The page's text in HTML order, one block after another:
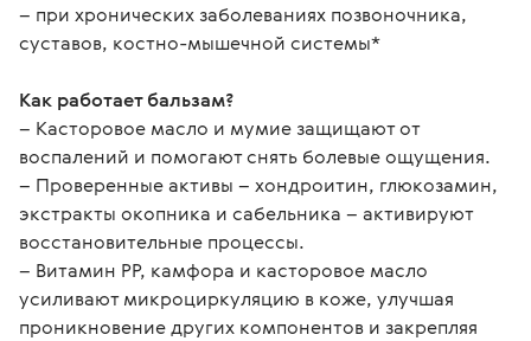
– при хронических заболеваниях позвоночника,
суставов, костно-мышечной системы*
Как работает бальзам?
– Касторовое масло и мумие защищают от
воспалений и помогают снять болевые ощущения.
– Проверенные активы – хондроитин, глюкозамин,
экстракты окопника и сабельника – активируют
восстановительные процессы.
– Витамин PP, камфора и касторовое масло
усиливают микроциркуляцию в коже, улучшая
проникновение других компонентов и закрепляя